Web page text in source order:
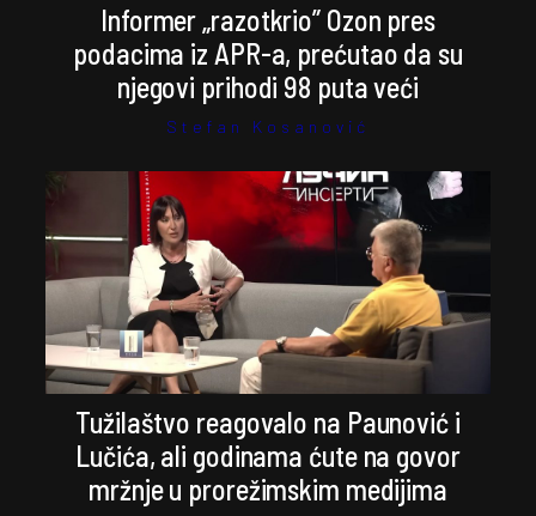
Informer „razotkrio” Ozon pres
podacima iz APR-a, prećutao da su
njegovi prihodi 98 puta veći
Stefan Kosanović
Tužilaštvo reagovalo na Paunović i
Lučića, ali godinama ćute na govor
mržnje u prorežimskim medijima